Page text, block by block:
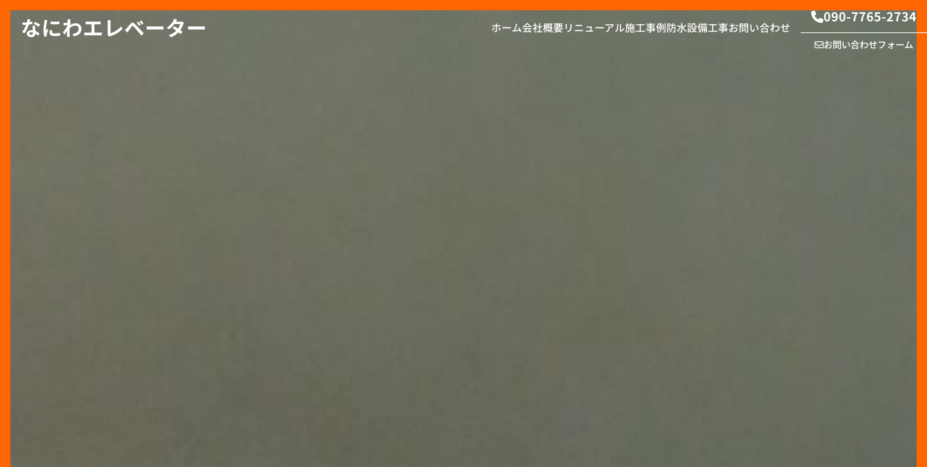
なにわエレベーター ホーム会社概要リニューアル施工事例防水設備工事お問い合わせ
090-7765-2734
お問い合わせフォーム